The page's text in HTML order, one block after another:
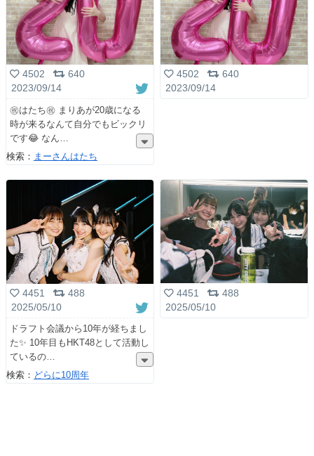
4502
640
2023/09/14
㊗️はたち㊗️ まりあが20歳になる
時が来るなんて自分でもビックリ
です😂 なん
検索： まーさんはたち
4502
640
2023/09/14
4451
488
2025/05/10
ドラフト会議から10年が経ちまし
た✨ 10年目もHKT48として活動し
ているの
検索： どらに10周年
4451
488
2025/05/10